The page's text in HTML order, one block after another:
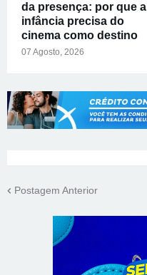
da presença: por que a
infância precisa do
cinema como destino
07 Agosto, 2026
Postagem Anterior